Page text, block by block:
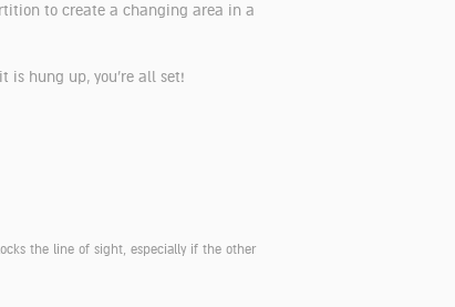
to create a changing area in a
is hung up, you’re all set!
the line of sight, especially if the other